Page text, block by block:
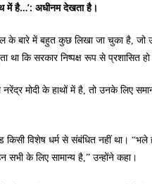
में है…’: अधीनम देखता है।
के बारे में बहुत कुछ लिखा जा चुका है, जो
था कि सरकार निष्पक्ष रूप से प्रशासित
मोदी के हाथों में है, तो उनके लिए
किसी विशेष धर्म से संबंधित नहीं था।
के लिए सामान्य है,” उन्होंने कहा।